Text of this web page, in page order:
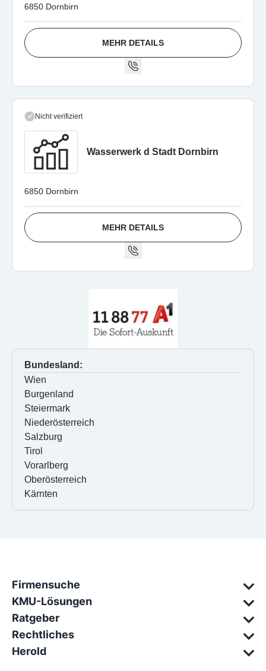
6850 Dornbirn
MEHR DETAILS
Nicht verifiziert
Wasserwerk d Stadt Dornbirn
6850 Dornbirn
MEHR DETAILS
Bundesland:
Wien
Burgenland
Steiermark
Niederösterreich
Salzburg
Tirol
Vorarlberg
Oberösterreich
Kärnten
Firmensuche
KMU-Lösungen
Ratgeber
Rechtliches
Herold